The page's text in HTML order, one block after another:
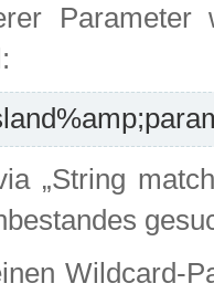
Parameter
„String
Wildcard-